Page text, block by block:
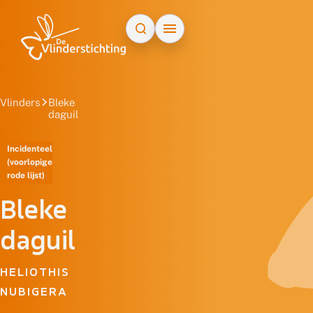
Vlinders
Bleke
daguil
Incidenteel
(voorlopige
rode lijst)
Bleke
daguil
HELIOTHIS
NUBIGERA